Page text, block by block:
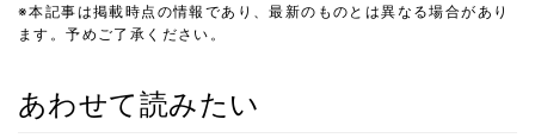
※本記事は掲載時点の情報であり、最新のものとは異なる場合があり
ます。予めご了承ください。
あわせて読みたい